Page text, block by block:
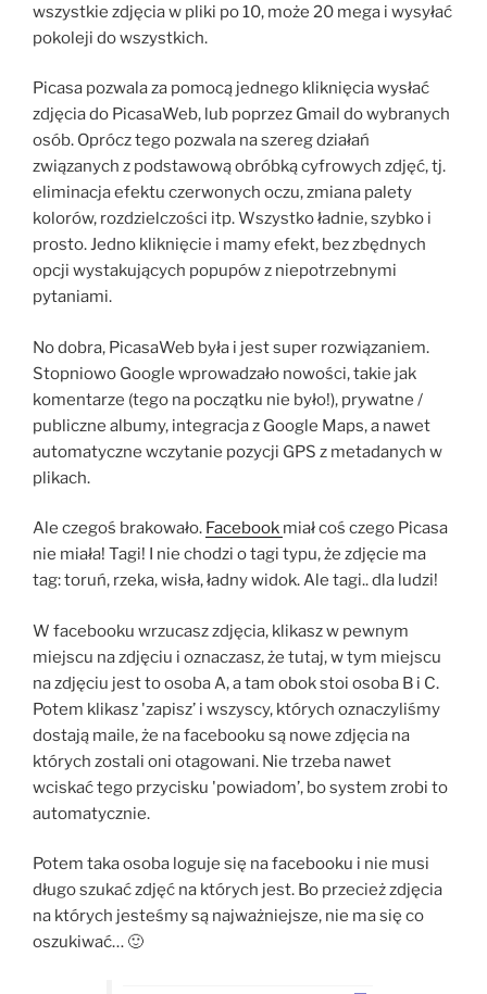
wszystkie zdjęcia w pliki po 10, może 20 mega i wysyłać
pokoleji do wszystkich.
Picasa pozwala za pomocą jednego kliknięcia wysłać
zdjęcia do PicasaWeb, lub poprzez Gmail do wybranych
osób. Oprócz tego pozwala na szereg działań
związanych z podstawową obróbką cyfrowych zdjęć, tj.
eliminacja efektu czerwonych oczu, zmiana palety
kolorów, rozdzielczości itp. Wszystko ładnie, szybko i
prosto. Jedno kliknięcie i mamy efekt, bez zbędnych
opcji wystakujących popupów z niepotrzebnymi
pytaniami.
No dobra, PicasaWeb była i jest super rozwiązaniem.
Stopniowo Google wprowadzało nowości, takie jak
komentarze (tego na początku nie było!), prywatne /
publiczne albumy, integracja z Google Maps, a nawet
automatyczne wczytanie pozycji GPS z metadanych w
plikach.
Ale czegoś brakowało. Facebook miał coś czego Picasa
nie miała! Tagi! I nie chodzi o tagi typu, że zdjęcie ma
tag: toruń, rzeka, wisła, ładny widok. Ale tagi.. dla ludzi!
W facebooku wrzucasz zdjęcia, klikasz w pewnym
miejscu na zdjęciu i oznaczasz, że tutaj, w tym miejscu
na zdjęciu jest to osoba A, a tam obok stoi osoba B i C.
Potem klikasz 'zapisz’ i wszyscy, których oznaczyliśmy
dostają maile, że na facebooku są nowe zdjęcia na
których zostali oni otagowani. Nie trzeba nawet
wciskać tego przycisku 'powiadom’, bo system zrobi to
automatycznie.
Potem taka osoba loguje się na facebooku i nie musi
długo szukać zdjęć na których jest. Bo przecież zdjęcia
na których jesteśmy są najważniejsze, nie ma się co
oszukiwać… 🙂